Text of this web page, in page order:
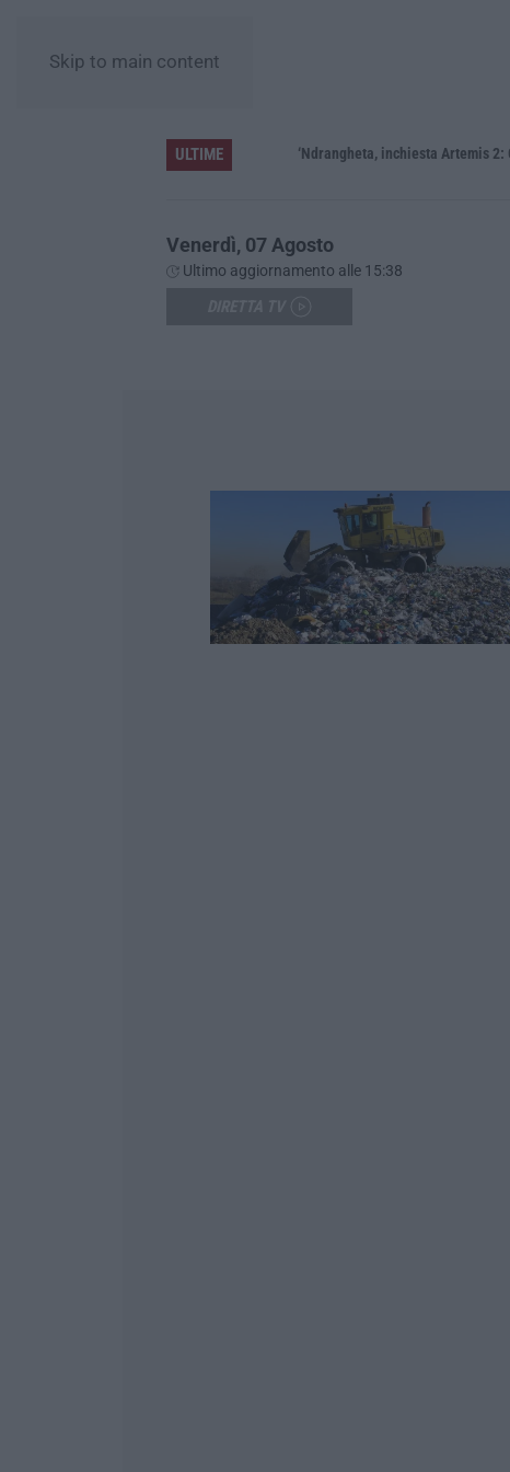
Skip to main content
ULTIME ‘Ndrangheta, inchiesta Artemis 2:
Venerdì, 07 Agosto
Ultimo aggiornamento alle 15:38